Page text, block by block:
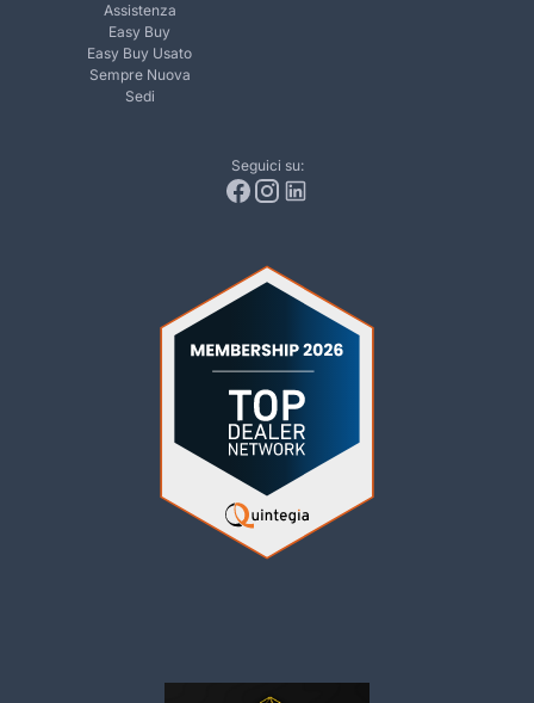
Assistenza
Easy Buy
Easy Buy Usato
Sempre Nuova
Sedi
Seguici su: